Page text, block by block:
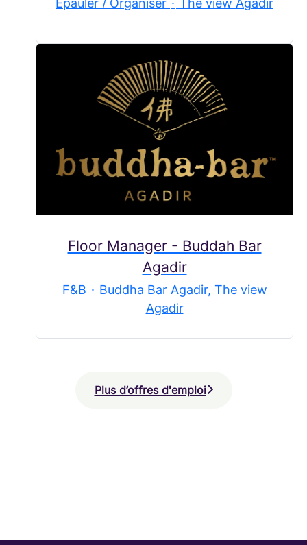
Epauler / Organiser · The view Agadir
Floor Manager - Buddah Bar
Agadir
F&B · Buddha Bar Agadir, The view
Agadir
Plus d’offres d'emploi